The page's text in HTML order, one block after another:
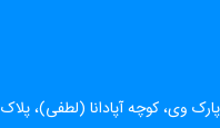
وی، کوچه آپادانا (لطفی)، پلاک ۳